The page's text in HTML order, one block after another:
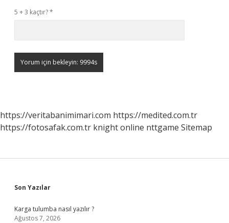
5 + 3 kaçtır?*
https://veritabanimimari.com https://medited.com.tr
https://fotosafak.com.tr knight online nttgame Sitemap
Sidebar
Son Yazılar
Karga tulumba nasıl yazılır ?
Ağustos 7, 2026